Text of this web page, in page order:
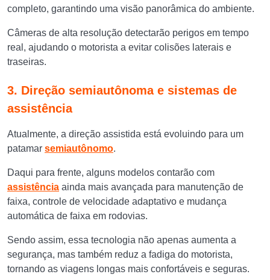
completo, garantindo uma visão panorâmica do ambiente.
Câmeras de alta resolução detectarão perigos em tempo
real, ajudando o motorista a evitar colisões laterais e
traseiras.
3. Direção semiautônoma e sistemas de
assistência
Atualmente, a direção assistida está evoluindo para um
patamar semiautônomo.
Daqui para frente, alguns modelos contarão com
assistência ainda mais avançada para manutenção de
faixa, controle de velocidade adaptativo e mudança
automática de faixa em rodovias.
Sendo assim, essa tecnologia não apenas aumenta a
segurança, mas também reduz a fadiga do motorista,
tornando as viagens longas mais confortáveis e seguras.